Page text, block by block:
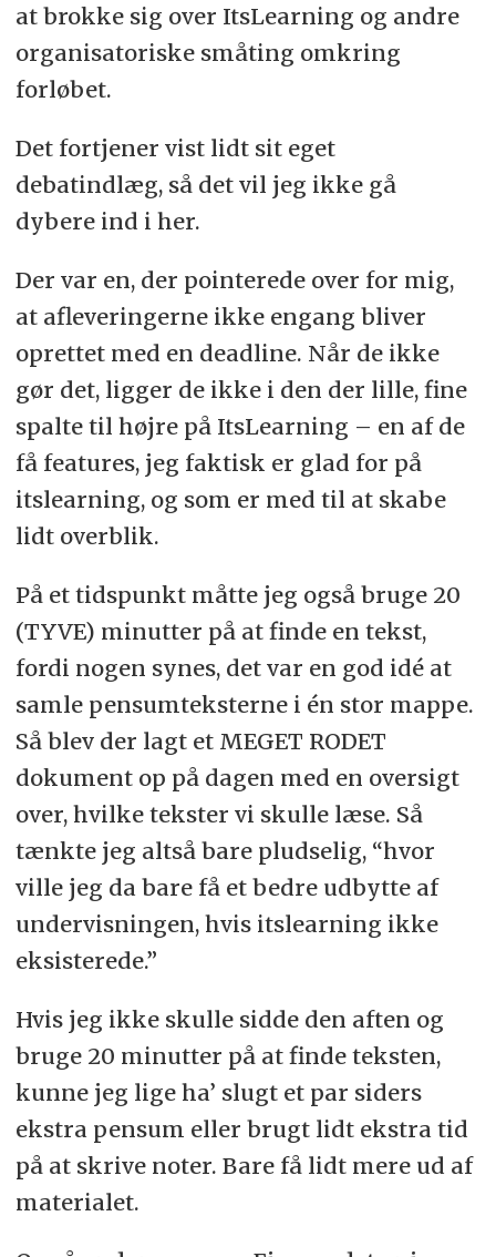
at brokke sig over ItsLearning og andre
organisatoriske småting omkring
forløbet.
Det fortjener vist lidt sit eget
debatindlæg, så det vil jeg ikke gå
dybere ind i her.
Der var en, der pointerede over for mig,
at afleveringerne ikke engang bliver
oprettet med en deadline. Når de ikke
gør det, ligger de ikke i den der lille, fine
spalte til højre på ItsLearning – en af de
få features, jeg faktisk er glad for på
itslearning, og som er med til at skabe
lidt overblik.
På et tidspunkt måtte jeg også bruge 20
(TYVE) minutter på at finde en tekst,
fordi nogen synes, det var en god idé at
samle pensumteksterne i én stor mappe.
Så blev der lagt et MEGET RODET
dokument op på dagen med en oversigt
over, hvilke tekster vi skulle læse. Så
tænkte jeg altså bare pludselig, “hvor
ville jeg da bare få et bedre udbytte af
undervisningen, hvis itslearning ikke
eksisterede.”
Hvis jeg ikke skulle sidde den aften og
bruge 20 minutter på at finde teksten,
kunne jeg lige ha’ slugt et par siders
ekstra pensum eller brugt lidt ekstra tid
på at skrive noter. Bare få lidt mere ud af
materialet.